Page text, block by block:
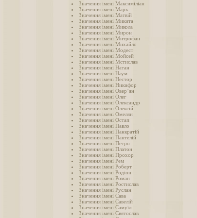
Значення імені Максиміліан
Значення імені Марк
Значення імені Матвій
Значення імені Микита
Значення імені Микола
Значення імені Мирон
Значення імені Митрофан
Значення імені Михайло
Значення імені Модест
Значення імені Мойсей
Значення імені Мстислав
Значення імені Натан
Значення імені Наум
Значення імені Нестор
Значення імені Никифор
Значення імені Овер’ян
Значення імені Олег
Значення імені Олександр
Значення імені Олексій
Значення імені Омелян
Значення імені Остап
Значення імені Павло
Значення імені Панкратій
Значення імені Пантелій
Значення імені Петро
Значення імені Платон
Значення імені Прохор
Значення імені Рем
Значення імені Роберт
Значення імені Родіон
Значення імені Роман
Значення імені Ростислав
Значення імені Руслан
Значення імені Сава
Значення імені Савелій
Значення імені Самуїл
Значення імені Святослав